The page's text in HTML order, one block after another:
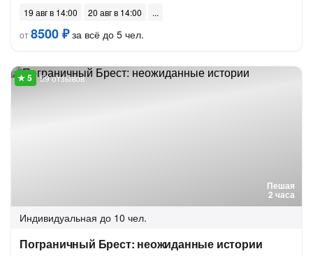
19 авг в 14:00
20 авг в 14:00
от8500 ₽за всё до 5 чел.
Пешая
2 часа
59 отзывов
Индивидуальная до 10 чел.
Пограничный Брест: неожиданные истории